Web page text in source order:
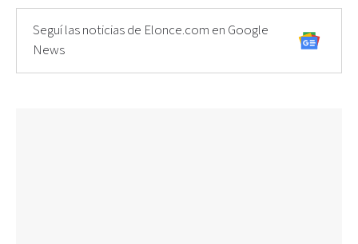
Seguí las noticias de Elonce.com en Google
News